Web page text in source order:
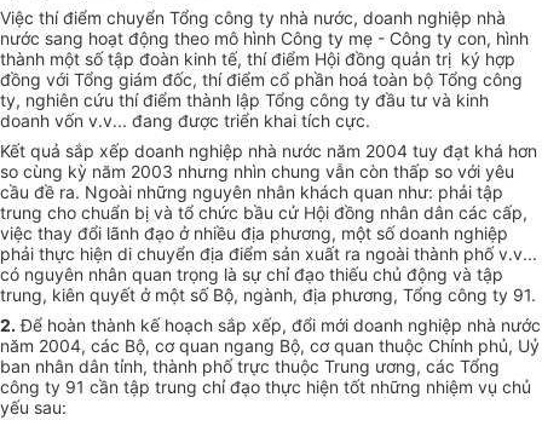
Việc thí điểm chuyển Tổng công ty nhà nước, doanh nghiệp nhà
nước sang hoạt động theo mô hình Công ty mẹ - Công ty con, hình
thành một số tập đoàn kinh tế, thí điểm Hội đồng quản trị ký hợp
đồng với Tổng giám đốc, thí điểm cổ phần hoá toàn bộ Tổng công
ty, nghiên cứu thí điểm thành lập Tổng công ty đầu tư và kinh
doanh vốn v.v... đang được triển khai tích cực.
Kết quả sắp xếp doanh nghiệp nhà nước năm 2004 tuy đạt khá hơn
so cùng kỳ năm 2003 nhưng nhìn chung vẫn còn thấp so với yêu
cầu đề ra. Ngoài những nguyên nhân khách quan như: phải tập
trung cho chuẩn bị và tổ chức bầu cử Hội đồng nhân dân các cấp,
việc thay đổi lãnh đạo ở nhiều địa phương, một số doanh nghiệp
phải thực hiện di chuyển địa điểm sản xuất ra ngoài thành phố v.v...
có nguyên nhân quan trọng là sự chỉ đạo thiếu chủ động và tập
trung, kiên quyết ở một số Bộ, ngành, địa phương, Tổng công ty 91.
2. Để hoàn thành kế hoạch sắp xếp, đổi mới doanh nghiệp nhà nước
năm 2004, các Bộ, cơ quan ngang Bộ, cơ quan thuộc Chính phủ, Uỷ
ban nhân dân tỉnh, thành phố trực thuộc Trung ương, các Tổng
công ty 91 cần tập trung chỉ đạo thực hiện tốt những nhiệm vụ chủ
yếu sau: